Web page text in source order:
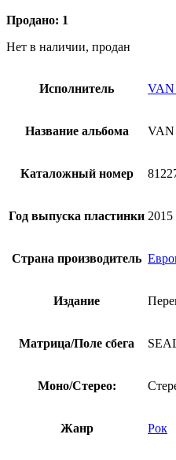
Продано: 1
Нет в наличии, продан
Исполнитель
Название альбома
Каталожный номер
Год выпуска пластинки 2015
Страна производитель
Издание
Матрица/Поле сбега
Моно/Стерео:
Жанр Рок